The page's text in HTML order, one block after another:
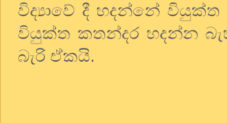
විද්‍යාවේ දී හදන්නේ
වියුක්ත කතන්දර හදන්න
බැරි ඒකයි.